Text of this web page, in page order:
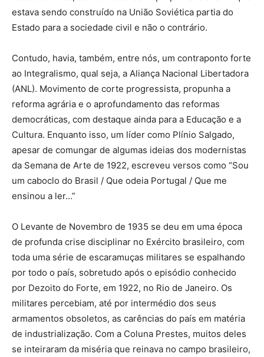
estava sendo construído na União Soviética partia do
Estado para a sociedade civil e não o contrário.
Contudo, havia, também, entre nós, um contraponto forte
ao Integralismo, qual seja, a Aliança Nacional Libertadora
(ANL). Movimento de corte progressista, propunha a
reforma agrária e o aprofundamento das reformas
democráticas, com destaque ainda para a Educação e a
Cultura. Enquanto isso, um líder como Plínio Salgado,
apesar de comungar de algumas ideias dos modernistas
da Semana de Arte de 1922, escreveu versos como “Sou
um caboclo do Brasil / Que odeia Portugal / Que me
ensinou a ler…”
O Levante de Novembro de 1935 se deu em uma época
de profunda crise disciplinar no Exército brasileiro, com
toda uma série de escaramuças militares se espalhando
por todo o país, sobretudo após o episódio conhecido
por Dezoito do Forte, em 1922, no Rio de Janeiro. Os
militares percebiam, até por intermédio dos seus
armamentos obsoletos, as carências do país em matéria
de industrialização. Com a Coluna Prestes, muitos deles
se inteiraram da miséria que reinava no campo brasileiro,